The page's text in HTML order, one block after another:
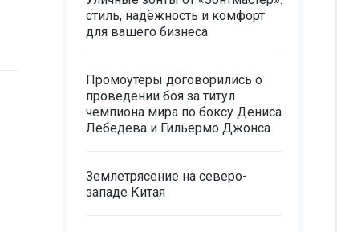
стиль, надёжность и комфорт
для вашего бизнеса
Промоутеры договорились о
проведении боя за титул
чемпиона мира по боксу Дениса
Лебедева и Гильермо Джонса
Землетрясение на северо-
западе Китая